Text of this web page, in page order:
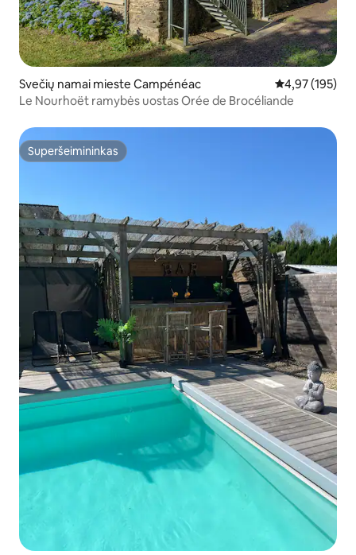
Svečių namai mieste Campénéac Vidutinis
4,97 (195)
Le Nourhoët ramybės uostas Orée de Brocéliande
Superšeimininkas
Superšeimininkas